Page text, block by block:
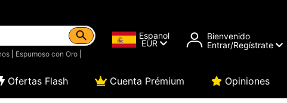
| Espumoso con Oro|
Espanol
EUR
Bienvenido
Entrar/Regístrate
Ofertas Flash Cuenta Prémium Opiniones